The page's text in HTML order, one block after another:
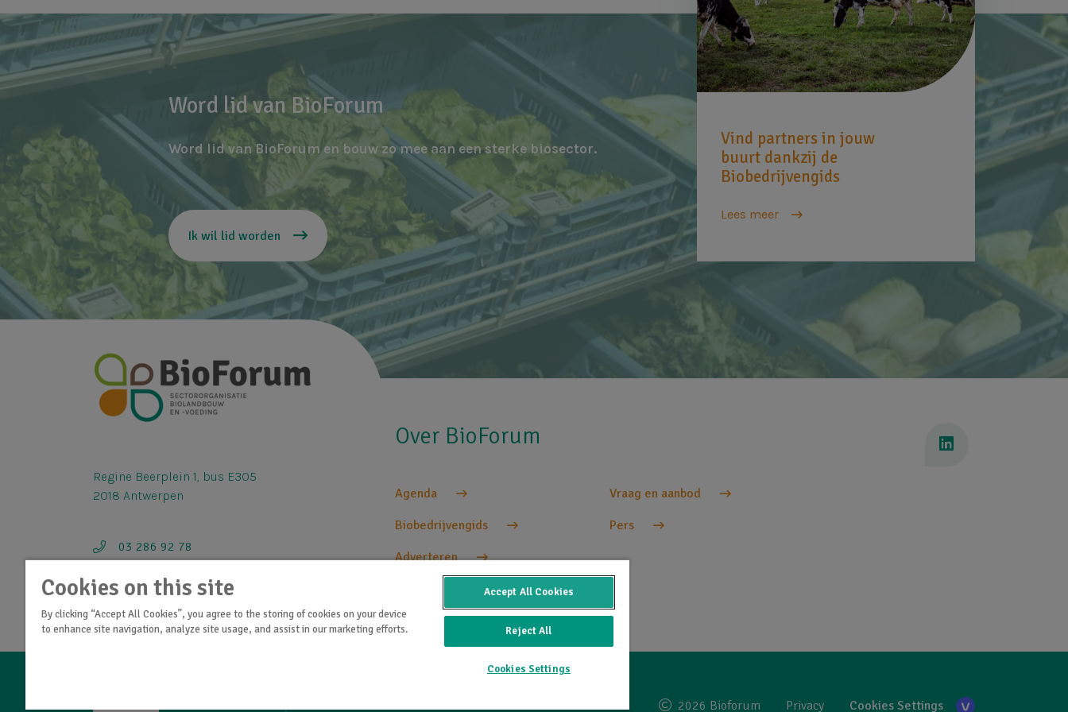
Vind partners in jouw
buurt dankzij de
Biobedrijvengids
Lees meer
Word lid van BioForum
Word lid van BioForum en bouw zo mee aan een sterke biosector.
Ik wil lid worden
Regine Beerplein 1, bus E305
2018 Antwerpen
03 286 92 78
Over BioForum
Agenda
Vraag en aanbod
Biobedrijvengids
Pers
Adverteren
2026 Bioforum Privacy Cookies Settings
Cookies on this site
By clicking “Accept All Cookies”, you agree to the storing of cookies on your device
to enhance site navigation, analyze site usage, and assist in our marketing efforts.
Accept All Cookies
Reject All
Cookies Settings